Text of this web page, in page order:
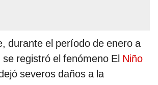
durante el período de enero a
registró el fenómeno El Niño
severos daños a la